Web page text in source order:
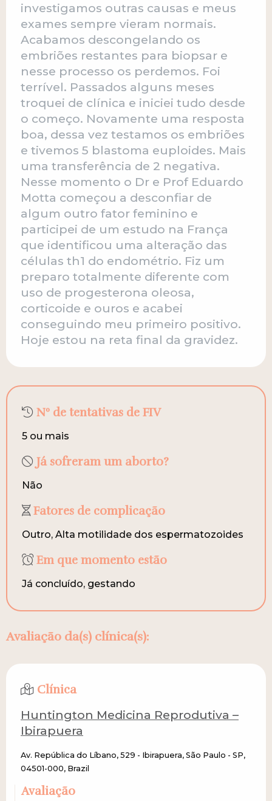
investigamos outras causas e meus
exames sempre vieram normais.
Acabamos descongelando os
embriões restantes para biopsar e
nesse processo os perdemos. Foi
terrível. Passados alguns meses
troquei de clínica e iniciei tudo desde
o começo. Novamente uma resposta
boa, dessa vez testamos os embriões
e tivemos 5 blastoma euploides. Mais
uma transferência de 2 negativa.
Nesse momento o Dr e Prof Eduardo
Motta começou a desconfiar de
algum outro fator feminino e
participei de um estudo na França
que identificou uma alteração das
células th1 do endométrio. Fiz um
preparo totalmente diferente com
uso de progesterona oleosa,
corticoide e ouros e acabei
conseguindo meu primeiro positivo.
Hoje estou na reta final da gravidez.
Nº de tentativas de FIV
5 ou mais
Já sofreram um aborto?
Não
Fatores de complicação
Outro, Alta motilidade dos espermatozoides
Em que momento estão
Já concluído, gestando
Avaliação da(s) clínica(s):
Clínica
Huntington Medicina Reprodutiva –
Ibirapuera
Av. República do Líbano, 529 - Ibirapuera, São Paulo - SP,
04501-000, Brazil
Avaliação